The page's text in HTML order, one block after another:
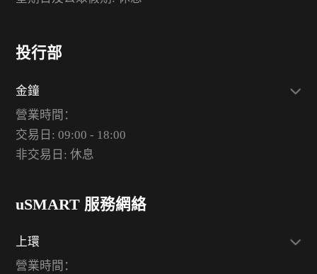
投行部
金鐘
營業時間：
交易日: 09:00 - 18:00
非交易日: 休息
uSMART 服務網絡
上環
營業時間：